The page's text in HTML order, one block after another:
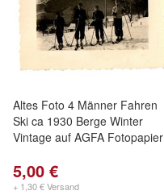
Altes Foto 4 Männer Fahren
Ski ca 1930 Berge Winter
Vintage auf AGFA Fotopapier
5,00 €
+ 1,30 € Versand